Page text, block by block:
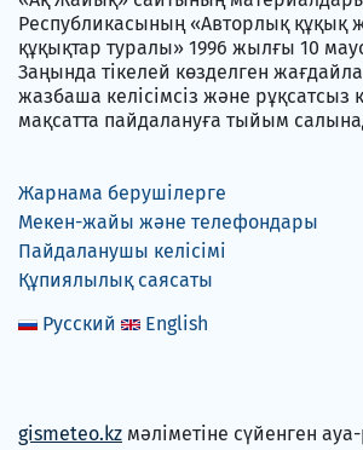
Республикасының «Авторлық құқық
құқықтар туралы» 1996 жылғы 10
Заңында тікелей көзделген
жазбаша келісімсіз және рұқсатсыз
мақсатта пайдалануға тыйым
Жарнама берушілерге
Мекен-жайы және телефондары
Пайдаланушы келісімі
Құпиялылық саясаты
Русский
English
gismeteo.kz мәліметіне сүйенген